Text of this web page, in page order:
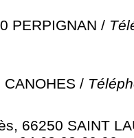
PERPIGNAN /
/
66250 SAINT